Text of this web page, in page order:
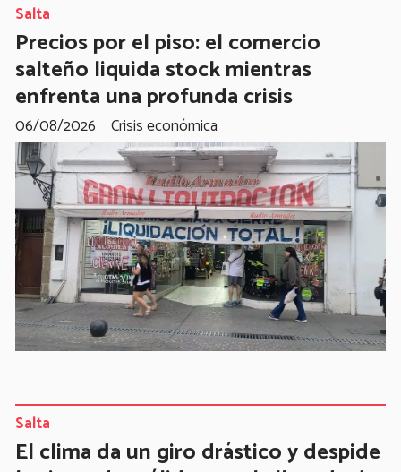
Precios por el piso: el comercio
salteño liquida stock mientras
enfrenta una profunda crisis
Crisis económica
Salta
06/08/2026
El clima da un giro drástico y despide
Salta